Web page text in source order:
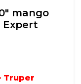
mango
Expert
Truper